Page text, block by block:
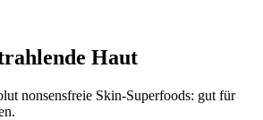
Haut
nonsensfreie Skin-Superfoods: gut für